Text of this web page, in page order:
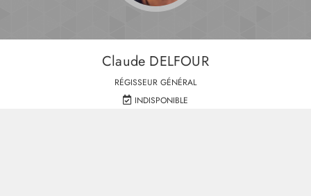
Claude DELFOUR
RÉGISSEUR GÉNÉRAL
INDISPONIBLE